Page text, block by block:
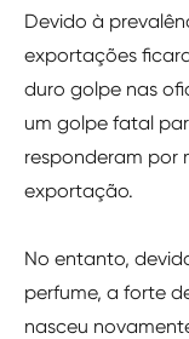
Devido à
exportações
duro golpe nas
um golpe fatal
responderam por
exportação.
No entanto,
perfume, a forte
nasceu